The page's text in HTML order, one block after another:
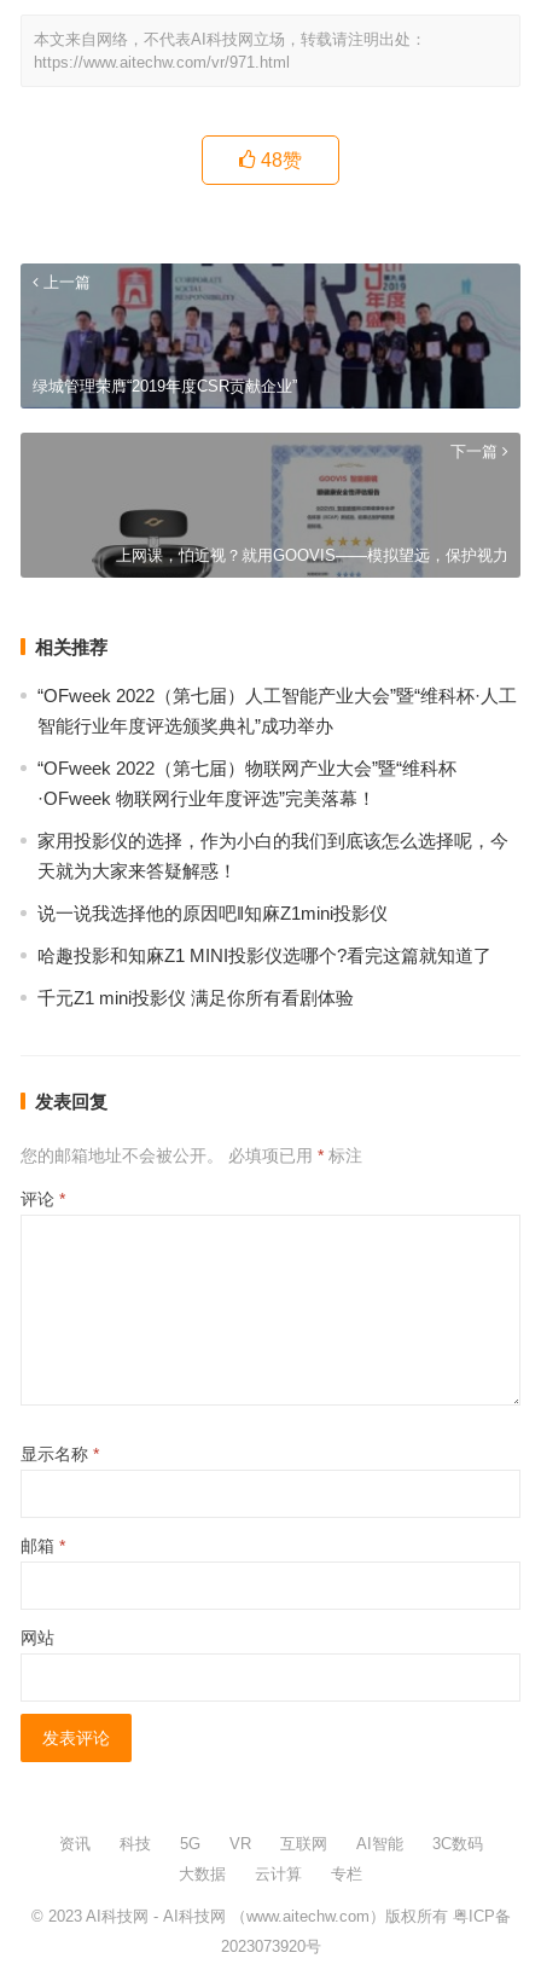
本文来自网络，不代表AI科技网立场，转载请注明出处：
https://www.aitechw.com/vr/971.html
48赞
上一篇
绿城管理荣膺“2019年度CSR贡献企业”
下一篇
上网课，怕近视？就用GOOVIS——模拟望远，保护视力
相关推荐
“OFweek 2022（第七届）人工智能产业大会”暨“维科杯·人工
智能行业年度评选颁奖典礼”成功举办
“OFweek 2022（第七届）物联网产业大会”暨“维科杯
·OFweek 物联网行业年度评选”完美落幕！
家用投影仪的选择，作为小白的我们到底该怎么选择呢，今
天就为大家来答疑解惑！
说一说我选择他的原因吧‖知麻Z1mini投影仪
哈趣投影和知麻Z1 MINI投影仪选哪个?看完这篇就知道了
千元Z1 mini投影仪 满足你所有看剧体验
发表回复
您的邮箱地址不会被公开。 必填项已用 *标注
评论 *
显示名称 *
邮箱 *
网站
资讯 科技 5G VR 互联网 AI智能
3C数码
大数据
云计算 专栏
© 2023 AI科技网 - AI科技网 （www.aitechw.com）版权所有粤ICP备
2023073920号